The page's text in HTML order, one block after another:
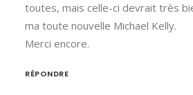
toutes, mais celle-ci devrait très
ma toute nouvelle Michael Kelly.
Merci encore.
RÉPONDRE